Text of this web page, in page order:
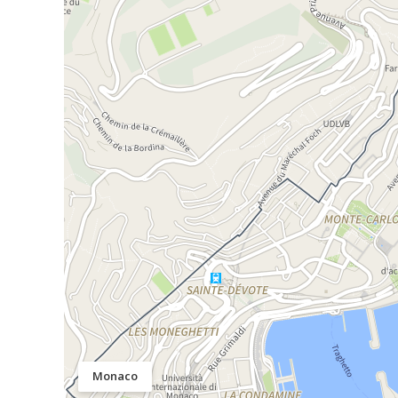
Monaco